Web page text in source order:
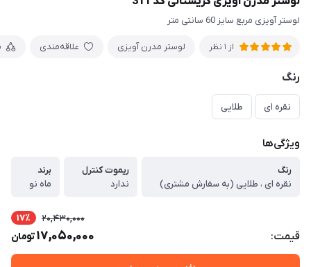
لوستر آویزی مربع سایز 60 سانتی متر
از 1 نظر لوستر مدرن آویزی علاقه‌مندی
رنگ
نقره ای طلایی
ویژگی‌ها
رنگ
نقره ای ، طلایی (به سفارش مشتری)
ریموت کنترل
ندارد
برند
ماه نو
قیمت:
20,430,000 17٪
17,050,000تومان